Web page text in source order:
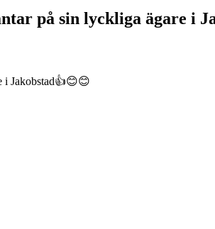
på sin lyckliga ägare i
i Jakobstad👍😊😊